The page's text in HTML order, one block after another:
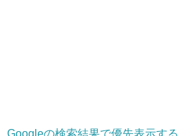
Googleの検索結果で優先表示する